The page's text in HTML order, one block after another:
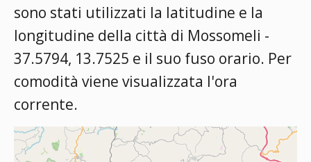
sono stati utilizzati la latitudine e la
longitudine della città di Mossomeli -
37.5794, 13.7525 e il suo fuso orario. Per
comodità viene visualizzata l'ora
corrente.